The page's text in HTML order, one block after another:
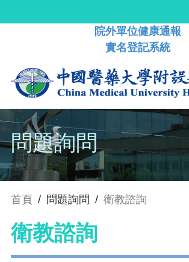
院外單位健康通報
實名登記系統
問題詢問
首頁 / 問題詢問 / 衛教諮詢
衛教諮詢